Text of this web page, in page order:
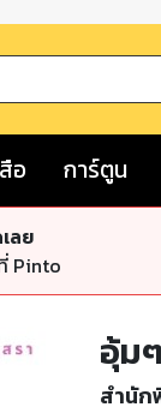
อ การ์ตูน
ลย
Pinto
อุ้ม
สำนั